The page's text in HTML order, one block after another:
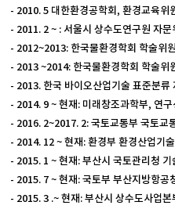
- 2010. 5 대한환경공학회, 환경교육위
- 2011. 2 ~ : 서울시 상수도연구원 자문
- 2012~2013: 한국물환경학회 학술위
- 2013 ~2014: 한국물환경학회 학술위
- 2013. 한국 바이오산업기술 표준분류
- 2014. 9 ~ 현재: 미래창조과학부, 연
- 2016. 2~2017. 2: 국토교통부 국토교
- 2014. 12 ~ 현재: 환경부 환경산업기
- 2015. 1 ~ 현재: 부산시 국토관리청 기
- 2015. 7 ~ 현재: 국토부 부산지방항공
- 2015. 3 .~ 현재: 부산시 상수도사업